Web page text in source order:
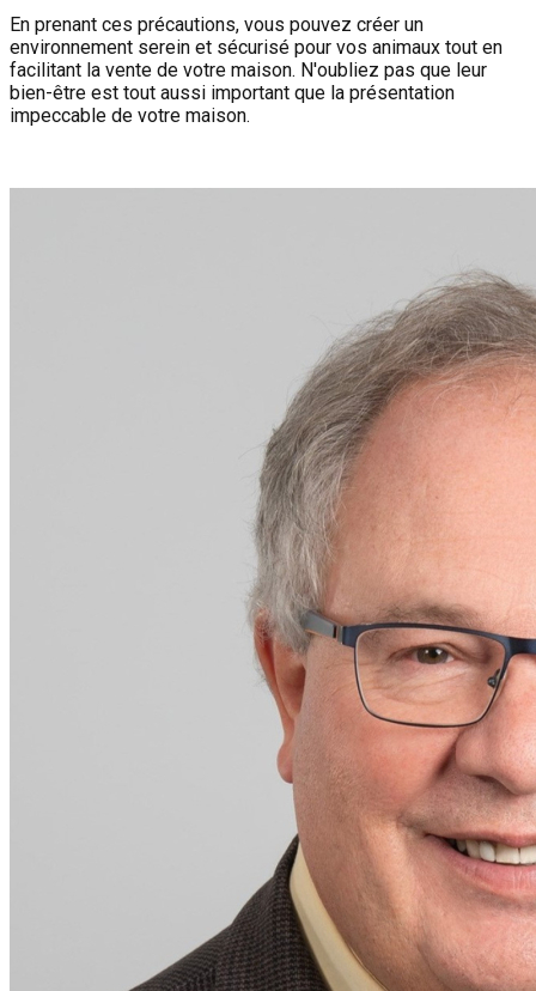
En prenant ces précautions, vous pouvez créer un
environnement serein et sécurisé pour vos animaux tout en
facilitant la vente de votre maison. N'oubliez pas que leur
bien-être est tout aussi important que la présentation
impeccable de votre maison.